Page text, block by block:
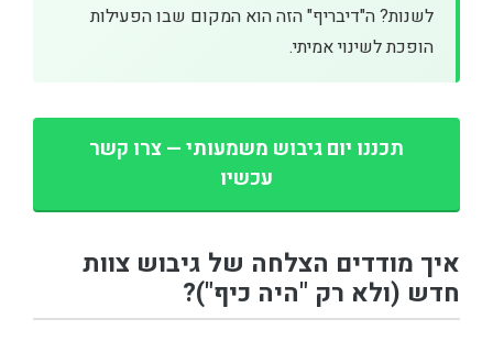
לשנות? ה"דיבריף" הזה הוא המקום שבו הפעילות
הופכת לשינוי אמיתי.
תכננו יום גיבוש משמעותי — צרו קשר
עכשיו
איך מודדים הצלחה של גיבוש צוות
חדש (ולא רק "היה כיף")?